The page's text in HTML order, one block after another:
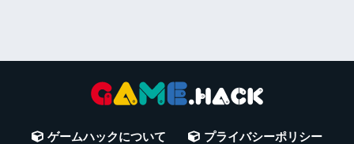
ゲームハックについて
プライバシーポリシー